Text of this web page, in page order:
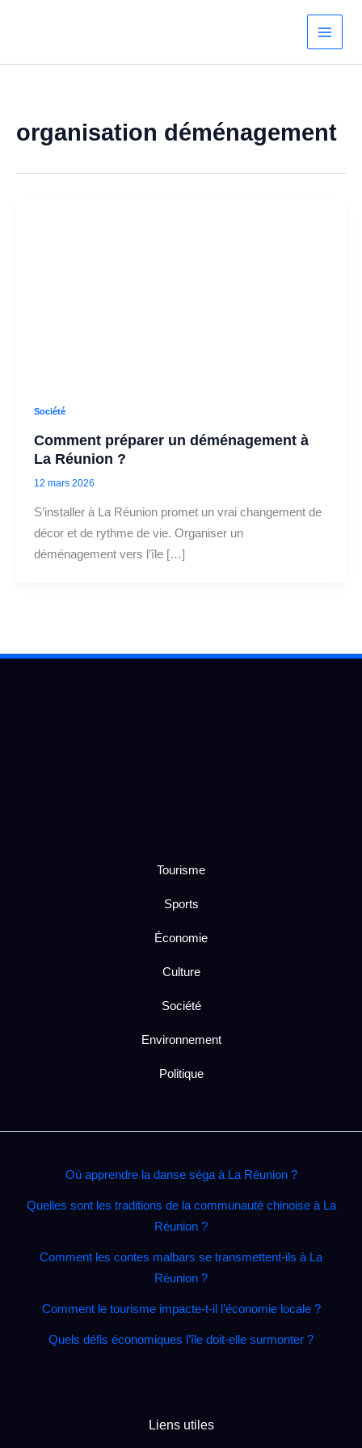
organisation déménagement
Société
Comment préparer un déménagement à
La Réunion ?
12 mars 2026
S’installer à La Réunion promet un vrai changement de
décor et de rythme de vie. Organiser un
déménagement vers l’île […]
Tourisme
Sports
Économie
Culture
Société
Environnement
Politique
Où apprendre la danse séga à La Réunion ?
Quelles sont les traditions de la communauté chinoise à La
Réunion ?
Comment les contes malbars se transmettent‑ils à La
Réunion ?
Comment le tourisme impacte‑t‑il l’économie locale ?
Quels défis économiques l’île doit‑elle surmonter ?
Liens utiles